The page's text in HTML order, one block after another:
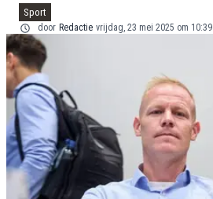
Sport
door Redactie vrijdag, 23 mei 2025 om 10:39